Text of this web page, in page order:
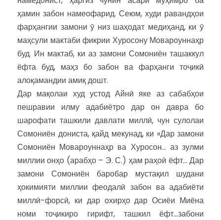
ҳамин забон намеофарид. Сеюм, худи равандҳои
фарҳангии замони ӯ низ шаҳодат медиҳанд, ки ӯ
маҳсули мактаби фикрии Хуросону Мовароуннаҳр
буд. Ин мактаб, ки аз замони Сомониён ташаккул
ёфта буд, маҳз бо забон ва фарҳанги тоҷикӣ
алоқамандии амиқ дошт.
Дар мақолаи худ устод Айнӣ яке аз сабабҳои
пешравии илму адабиётро дар он давра бо
шарофати ташкили давлати миллӣ, чун сулолаи
Сомониён дониста, қайд мекунад, ки «Дар замони
Сомониён Мовароуннаҳр ва Хуросон… аз зулми
миллии онҳо (арабҳо – Э. С.) ҳам раҳоӣ ёфт… Дар
замони Сомониён баробар мустақил шудани
ҳокимияти миллии феодалӣ забон ва адабиёти
миллӣ-форсӣ, ки дар охирҳо дар Осиёи Миёна
номи тоҷикиро гирифт, ташкил ёфт…забони